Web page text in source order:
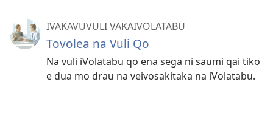
IVAKAVUVULI VAKAIVOLATABU
Tovolea na Vuli Qo
Na vuli iVolatabu qo ena sega ni saumi qai tiko
e dua mo drau na veivosakitaka na iVolatabu.